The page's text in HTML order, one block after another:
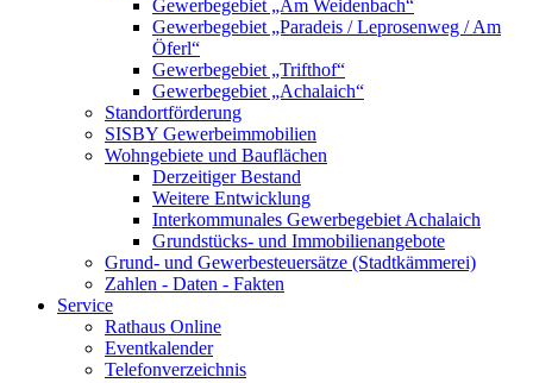
Gewerbegebiet „Am Weidenbach“
Gewerbegebiet „Paradeis / Leprosenweg / Am
Öferl“
Gewerbegebiet „Trifthof“
Gewerbegebiet „Achalaich“
Standortförderung
SISBY Gewerbeimmobilien
Wohngebiete und Bauflächen
Derzeitiger Bestand
Weitere Entwicklung
Interkommunales Gewerbegebiet Achalaich
Grundstücks- und Immobilienangebote
Grund- und Gewerbesteuersätze (Stadtkämmerei)
Zahlen - Daten - Fakten
Service
Rathaus Online
Eventkalender
Telefonverzeichnis